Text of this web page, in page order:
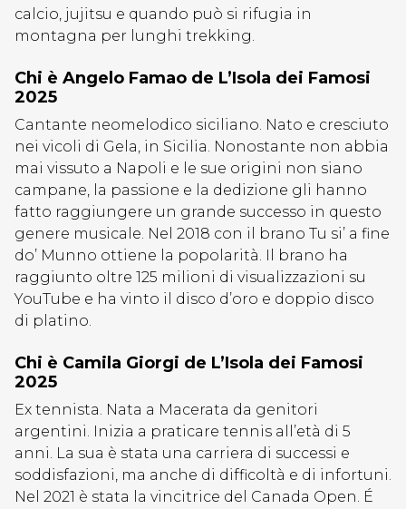
calcio, jujitsu e quando può si rifugia in
montagna per lunghi trekking.
Chi è Angelo Famao de L’Isola dei Famosi
2025
Cantante neomelodico siciliano. Nato e cresciuto
nei vicoli di Gela, in Sicilia. Nonostante non abbia
mai vissuto a Napoli e le sue origini non siano
campane, la passione e la dedizione gli hanno
fatto raggiungere un grande successo in questo
genere musicale. Nel 2018 con il brano Tu si’ a fine
do’ Munno ottiene la popolarità. Il brano ha
raggiunto oltre 125 milioni di visualizzazioni su
YouTube e ha vinto il disco d’oro e doppio disco
di platino.
Chi è Camila Giorgi de L’Isola dei Famosi
2025
Ex tennista. Nata a Macerata da genitori
argentini. Inizia a praticare tennis all’età di 5
anni. La sua è stata una carriera di successi e
soddisfazioni, ma anche di difficoltà e di infortuni.
Nel 2021 è stata la vincitrice del Canada Open. É